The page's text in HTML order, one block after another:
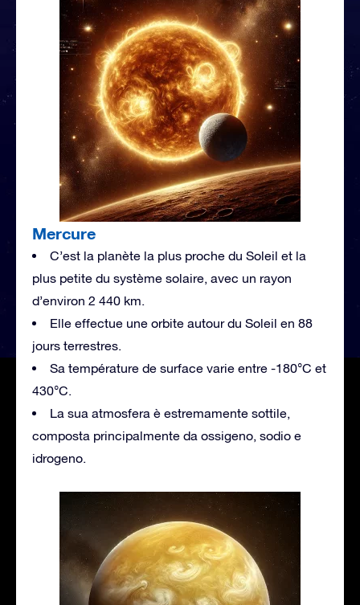
Mercure
C’est la planète la plus proche du Soleil et la
plus petite du système solaire, avec un rayon
d’environ 2 440 km.
Elle effectue une orbite autour du Soleil en 88
jours terrestres.
Sa température de surface varie entre -180°C et
430°C.
La sua atmosfera è estremamente sottile,
composta principalmente da ossigeno, sodio e
idrogeno.